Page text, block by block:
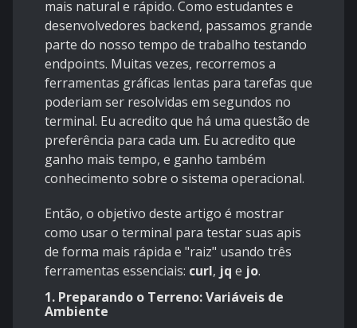
mais natural e rápido. Como estudantes e
desenvolvedores backend, passamos grande
parte do nosso tempo de trabalho testando
endpoints. Muitas vezes, recorremos a
ferramentas gráficas lentas para tarefas que
poderiam ser resolvidas em segundos no
terminal. Eu acredito que há uma questão de
preferência para cada um. Eu acredito que
ganho mais tempo, e ganho também
conhecimento sobre o sistema operacional.
Então, o objetivo deste artigo é mostrar
como usar o terminal para testar suas apis
de forma mais rápida e "raiz" usando três
ferramentas essenciais: curl, jq e jo.
1. Preparando o Terreno: Variáveis de
Ambiente